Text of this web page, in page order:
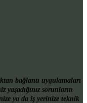
bağlantı uygulamaları
sorunların
ya da iş yerinize teknik